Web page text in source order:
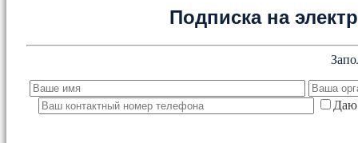
Подписка на
Даю